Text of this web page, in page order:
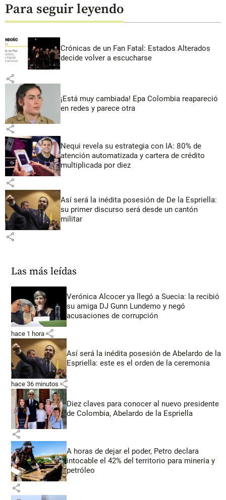
Para seguir leyendo
Crónicas de un Fan Fatal: Estados Alterados
decide volver a escucharse
share
¡Está muy cambiada! Epa Colombia reapareció
en redes y parece otra
share
Nequi revela su estrategia con IA: 80% de
atención automatizada y cartera de crédito
multiplicada por diez
share
Así será la inédita posesión de De la Espriella:
su primer discurso será desde un cantón
militar
share
Las más leídas
Verónica Alcocer ya llegó a Suecia: la recibió
su amiga DJ Gunn Lundemo y negó
acusaciones de corrupción
hace 1 hora share
Así será la inédita posesión de Abelardo de la
Espriella: este es el orden de la ceremonia
hace 36 minutos share
Diez claves para conocer al nuevo presidente
de Colombia, Abelardo de la Espriella
share
A horas de dejar el poder, Petro declara
intocable el 42% del territorio para minería y
petróleo
share